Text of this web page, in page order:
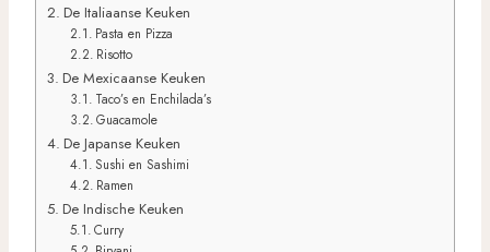
De Italiaanse Keuken
Pasta en Pizza
Risotto
De Mexicaanse Keuken
Taco’s en Enchilada’s
Guacamole
De Japanse Keuken
Sushi en Sashimi
Ramen
De Indische Keuken
Curry